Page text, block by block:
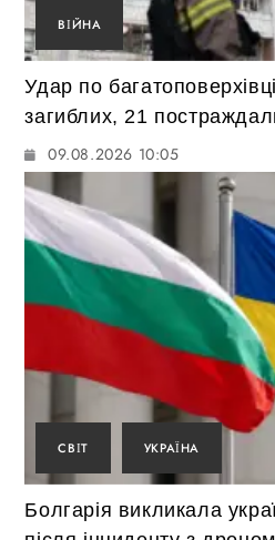
ВІЙНА
Удар по
загиблих, 21
09.08.2026 10:05
СВІТ УКРАЇНА
Болгарія викликала